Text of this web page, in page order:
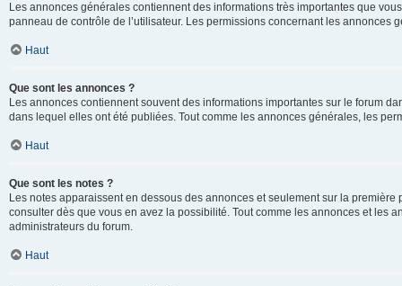
Les annonces générales contiennent des informations très importantes que
panneau de contrôle de l’utilisateur. Les permissions concernant les annonces
Haut
Que sont les annonces ?
Les annonces contiennent souvent des informations importantes sur le forum
dans lequel elles ont été publiées. Tout comme les annonces générales, les
Haut
Que sont les notes ?
Les notes apparaissent en dessous des annonces et seulement sur la
consulter dès que vous en avez la possibilité. Tout comme les annonces et les
administrateurs du forum.
Haut